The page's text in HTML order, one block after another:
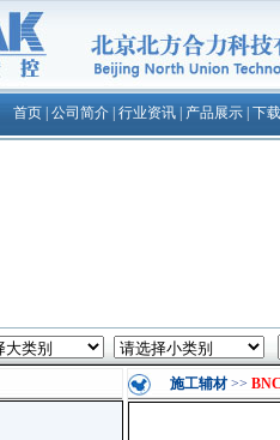
首页| 公司简介| 行业资讯| 产品展示| 下
施工辅材>>